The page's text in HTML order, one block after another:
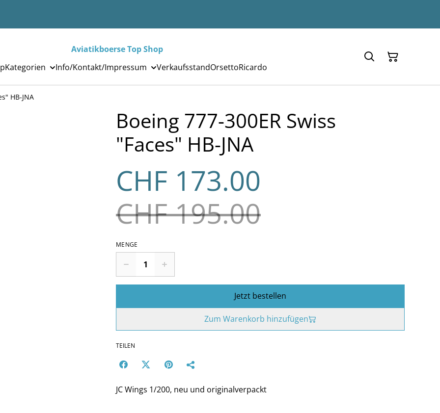
Aviatikboerse Top Shop
Kategorien Info/Kontakt/Impressum VerkaufsstandOrsettoRicardo
HB-JNA
Boeing 777-300ER Swiss
"Faces" HB-JNA
CHF 173.00
CHF 195.00
MENGE
Jetzt bestellen
Zum Warenkorb hinzufügen
TEILEN
JC Wings 1/200, neu und originalverpackt